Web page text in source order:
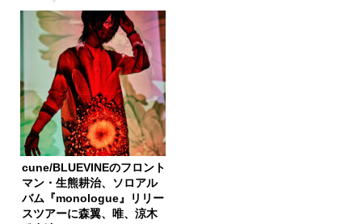
cune/BLUEVINEのフロント
マン・生熊耕治、ソロアル
バム『monologue』リリー
スツアーに森翼、唯、涼木